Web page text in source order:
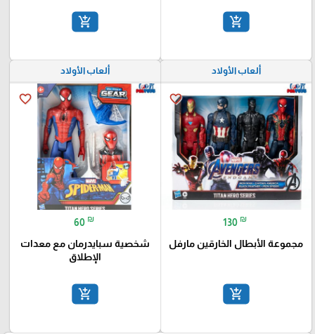
add_shopping_cart
add_shopping_cart
ألعاب الأولاد
favorite_border
مجموعة الأبطال الخارقين مارفل
add_shopping_cart
ألعاب الأولاد
favorite_border
شخصية سبايدرمان مع معدات
الإطلاق
add_shopping_cart